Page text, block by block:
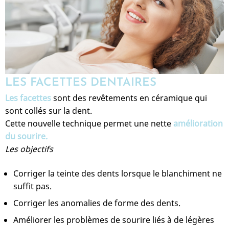
LES FACETTES DENTAIRES
Les facettessont des revêtements en céramique qui
sont collés sur la dent.
Cette nouvelle technique permet une nette amélioration
du sourire.
Les objectifs
Corriger la teinte des dents lorsque le blanchiment ne
suffit pas.
Corriger les anomalies de forme des dents.
Améliorer les problèmes de sourire liés à de légères